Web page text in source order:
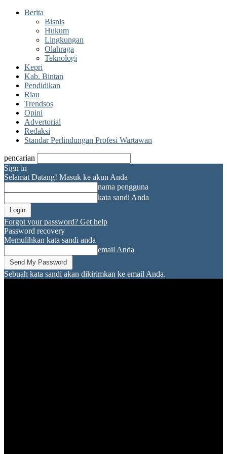
Berita
Bisnis
Hukum
Lingkungan
Olahraga
Teknologi
Kepri
Kab. Bintan
Pendidikan
Riau
Trendsos
Opini
Advertorial
Redaksi
Standar Perlindungan Profesi Wartawan
pencarian
Sign in
Selamat Datang! Masuk ke akun Anda
nama pengguna
kata sandi Anda
Forgot your password? Get help
Password recovery
Memulihkan kata sandi anda
email Anda
Sebuah kata sandi akan dikirimkan ke email Anda.